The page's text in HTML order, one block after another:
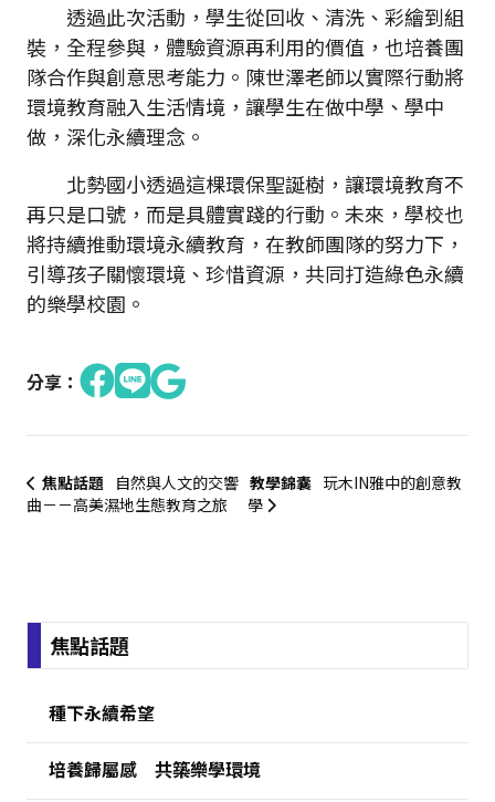
透過此次活動，學生從回收、清洗、彩繪到組
裝，全程參與，體驗資源再利用的價值，也培養團
隊合作與創意思考能力。陳世澤老師以實際行動將
環境教育融入生活情境，讓學生在做中學、學中
做，深化永續理念。
北勢國小透過這棵環保聖誕樹，讓環境教育不
再只是口號，而是具體實踐的行動。未來，學校也
將持續推動環境永續教育，在教師團隊的努力下，
引導孩子關懷環境、珍惜資源，共同打造綠色永續
的樂學校園。
分享：
焦點話題 自然與人文的交響
曲－－高美濕地生態教育之旅
教學錦囊 玩木IN雅中的創意教
學
:::
焦點話題
種下永續希望
培養歸屬感 共築樂學環境